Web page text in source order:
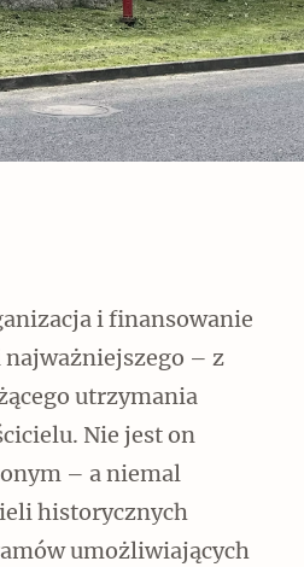
i finansowanie
najważniejszego – z
utrzymania
Nie jest on
– a niemal
historycznych
umożliwiających